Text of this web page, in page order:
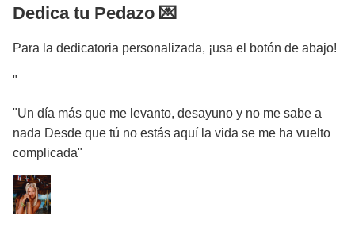
Dedica tu Pedazo 💌
Para la dedicatoria personalizada, ¡usa el botón de abajo!
"
"Un día más que me levanto, desayuno y no me sabe a
nada Desde que tú no estás aquí la vida se me ha vuelto
complicada"